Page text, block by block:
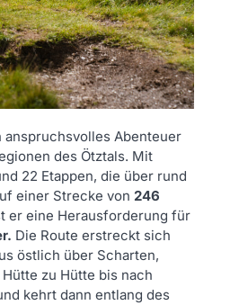
anspruchsvolles Abenteuer
des Ötztals. Mit
22 Etappen, die über rund
einer Strecke von 246
er eine Herausforderung für
Die Route erstreckt sich
östlich über Scharten,
zu Hütte bis nach
kehrt dann entlang des